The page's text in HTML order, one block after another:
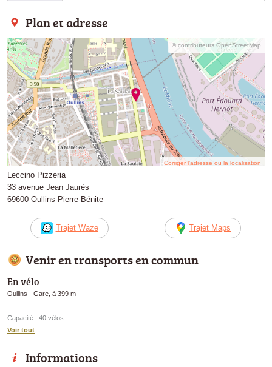
Plan et adresse
© contributeurs OpenStreetMap
Corriger l’adresse ou la localisation
Leccino Pizzeria
33 avenue Jean Jaurès
69600 Oullins-Pierre-Bénite
Trajet Waze Trajet Maps
Venir en transports en commun
En vélo
Oullins - Gare, à 399 m
Capacité : 40 vélos
Voir tout
Informations